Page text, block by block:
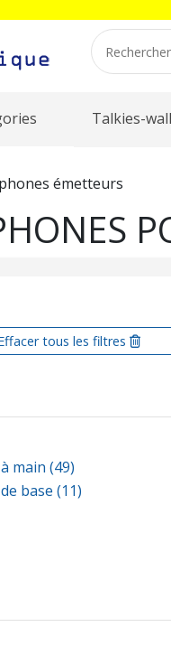
Talkies-
émetteurs
tous les filtres
main (49)
base (11)